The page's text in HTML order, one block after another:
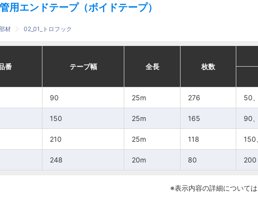
用エンドテープ（ボイドテープ）
材 02_01_トロフック
テープ幅 枚数
25m
25m
90、100、
125
210 25m 118 150、175
248 20m 80 200
番 テープ幅 全長 枚数
90 25m 276 50
150 25m 165 90
210 25m 118 150
248 20m 80 200
テープ幅 枚数
25m
25m
90、100、
125
210 25m 118 150、175
248 20m 80 200
番 テープ幅 全長 枚数
90 25m 276 50
150 25m 165 90
210 25m 118 150
248 20m 80 200
※表示内容の詳細については